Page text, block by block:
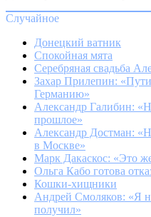
Случайное
Донецкий ватник
Спокойная мята
Серебряная свадьба
Захар Прилепин:
Германию»
Александр Галибин:
прошлое»
Александр Достман:
в Москве»
Марк Дакаскос: «Это
Ольга Кабо готова
Кошки-хищники
Андрей Смоляков: «Я
получил»